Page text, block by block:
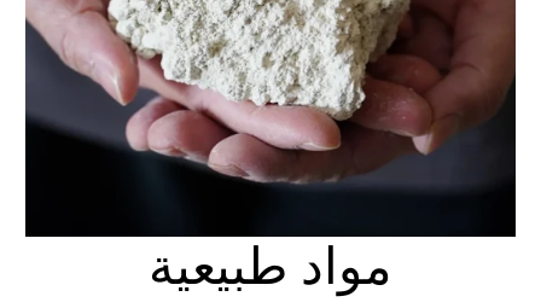
مواد طبيعية